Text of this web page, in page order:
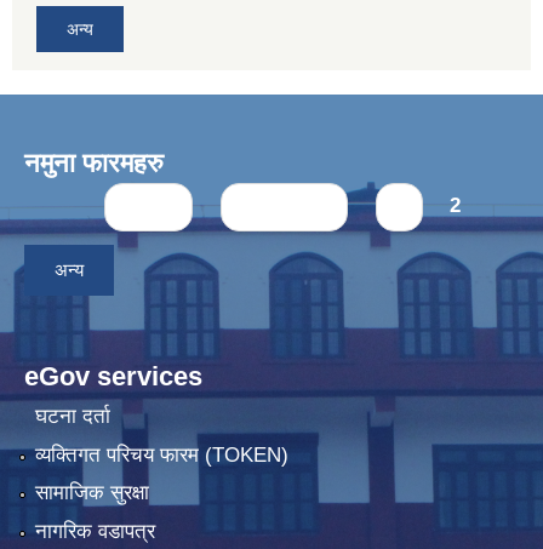
अन्य
नमुना फारमहरु
Pages 2
अन्य
eGov services
घटना दर्ता
व्यक्तिगत परिचय फारम (TOKEN)
सामाजिक सुरक्षा
नागरिक वडापत्र